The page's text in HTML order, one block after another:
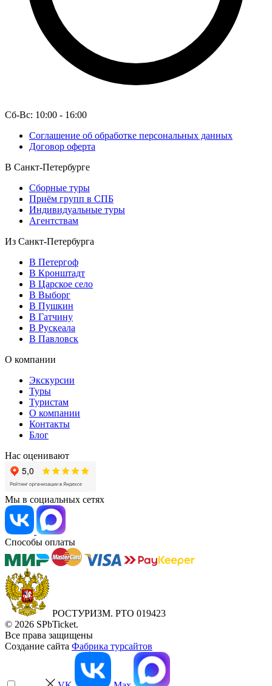
Сб-Вс: 10:00 - 16:00
Соглашение об обработке персональных данных
Договор оферта
В Санкт-Петербурге
Сборные туры
Приём групп в СПБ
Индивидуальные туры
Агентствам
Из Санкт-Петербурга
В Петергоф
В Кронштадт
В Царское село
В Выборг
В Пушкин
В Гатчину
В Рускеала
В Павловск
О компании
Экскурсии
Туры
Туристам
О компании
Контакты
Блог
Нас оценивают
Мы в социальных сетях
Способы оплаты
РОСТУРИЗМ. РТО 019423
© 2026 SPbTicket.
Все права защищены
Создание сайта Фабрика турсайтов